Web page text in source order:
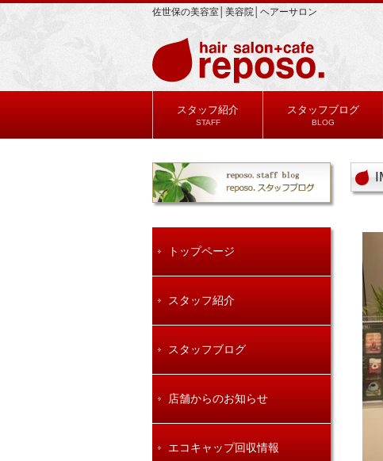
佐世保の美容室│美容院│ヘアーサロン
スタッフ紹介
STAFF
スタッフブログ
BLOG
トップページ
スタッフ紹介
スタッフブログ
店舗からのお知らせ
エコキャップ回収情報